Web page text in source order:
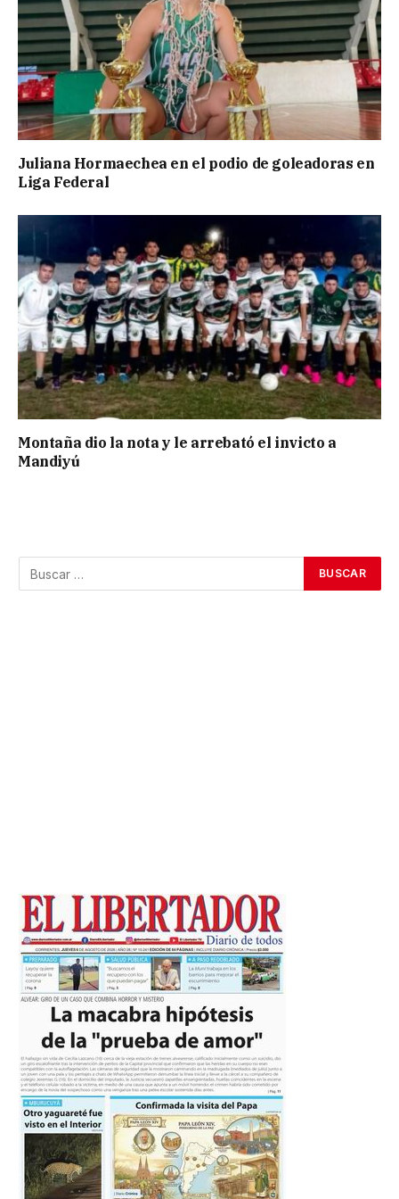
Juliana Hormaechea en el podio de goleadoras en
Liga Federal
Montaña dio la nota y le arrebató el invicto a
Mandiyú